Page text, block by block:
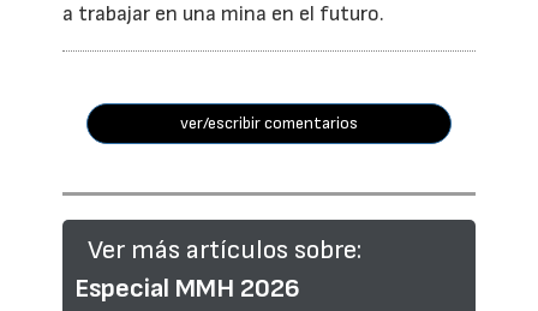
a trabajar en una mina en el futuro.
ver/escribir comentarios
Ver más artículos sobre:
Especial MMH 2026